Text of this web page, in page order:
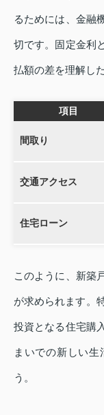
るためには、金融
切です。固定金利
払額の差を理解し
項目
間取り
交通アクセス
住宅ローン
このように、新築
が求められます。
投資となる住宅購
まいでの新しい生
う。